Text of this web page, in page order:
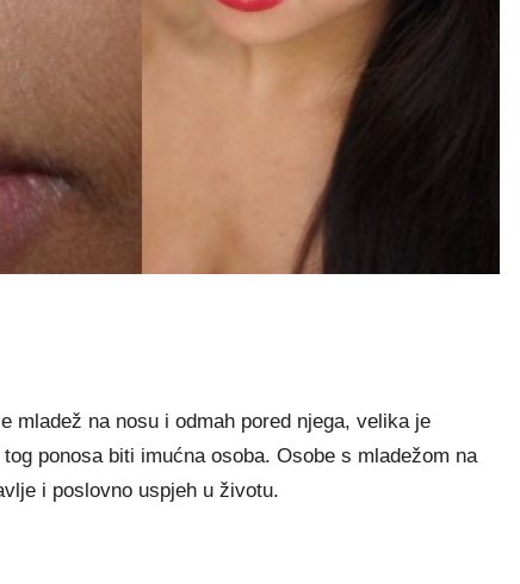
mladež na nosu i odmah pored njega, velika je
ponosa biti imućna osoba. Osobe s mladežom na
i poslovno uspjeh u životu.